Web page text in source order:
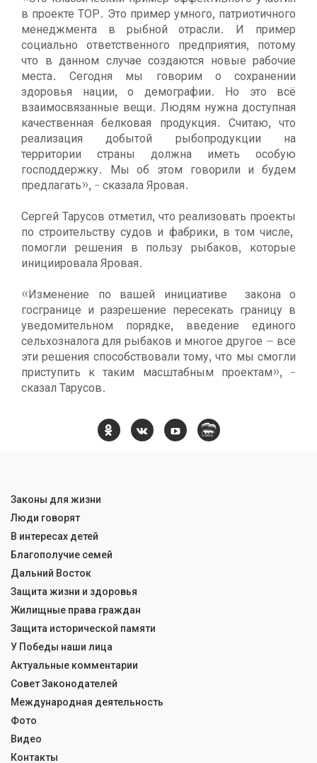
в проекте ТОР. Это пример умного, патриотичного
менеджмента в рыбной отрасли. И пример
социально ответственного предприятия, потому
что в данном случае создаются новые рабочие
места. Сегодня мы говорим о сохранении
здоровья нации, о демографии. Но это всё
взаимосвязанные вещи. Людям нужна доступная
качественная белковая продукция. Считаю, что
реализация добытой рыбопродукции на
территории страны должна иметь особую
господдержку. Мы об этом говорили и будем
предлагать», - сказала Яровая.
Сергей Тарусов отметил, что реализовать проекты
по строительству судов и фабрики, в том числе,
помогли решения в пользу рыбаков, которые
инициировала Яровая.
«Изменение по вашей инициативе закона о
госгранице и разрешение пересекать границу в
уведомительном порядке, введение единого
сельхозналога для рыбаков и многое другое – все
эти решения способствовали тому, что мы смогли
приступить к таким масштабным проектам», -
сказал Тарусов.
Законы для жизни
Люди говорят
В интересах детей
Благополучие семей
Дальний Восток
Защита жизни и здоровья
Жилищные права граждан
Защита исторической памяти
У Победы наши лица
Актуальные комментарии
Совет Законодателей
Международная деятельность
Фото
Видео
Контакты